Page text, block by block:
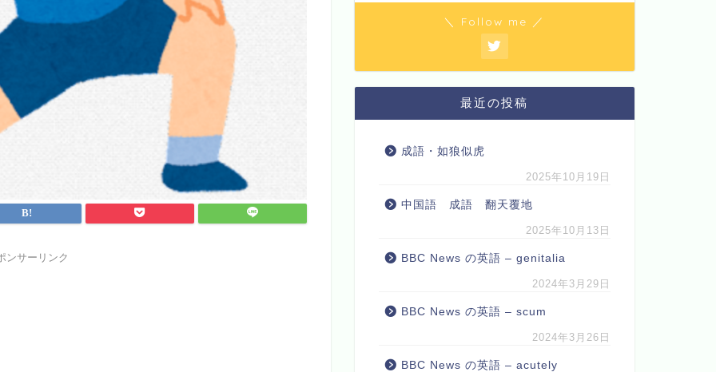
ンサーリンク
＼ Follow me ／
最近の投稿
成語・如狼似虎
2025年10月19日
中国語 成語 翻天覆地
2025年10月13日
BBC News の英語 – genitalia
2024年3月29日
BBC News の英語 – scum
2024年3月26日
BBC News の英語 – acutely